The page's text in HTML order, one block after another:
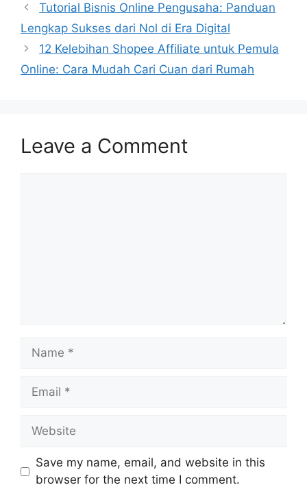
Tutorial Bisnis Online Pengusaha: Panduan
Lengkap Sukses dari Nol di Era Digital
12 Kelebihan Shopee Affiliate untuk Pemula
Online: Cara Mudah Cari Cuan dari Rumah
Leave a Comment
Name
Email
Website
Save my name, email, and website in this
browser for the next time I comment.